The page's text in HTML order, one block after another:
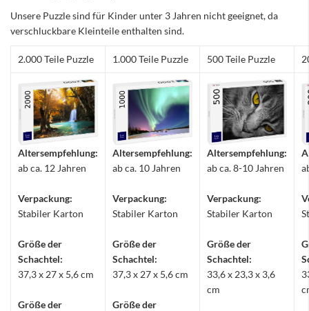
Unsere Puzzle sind für Kinder unter 3 Jahren nicht geeignet, da
verschluckbare Kleinteile enthalten sind.
2.000 Teile Puzzle 1.000 Teile Puzzle 500 Teile Puzzle
Altersempfehlung:
ab ca. 12 Jahren
Verpackung:
Stabiler Karton
Größe der
Schachtel:
37,3 x 27 x 5,6 cm
Größe der
Altersempfehlung:
ab ca. 10 Jahren
Verpackung:
Stabiler Karton
Größe der
Schachtel:
37,3 x 27 x 5,6 cm
Größe der
Altersempfehlung:
ab ca. 8-10 Jahren
Verpackung:
Stabiler Karton
Größe der
Schachtel:
33,6 x 23,3 x 3,6
cm